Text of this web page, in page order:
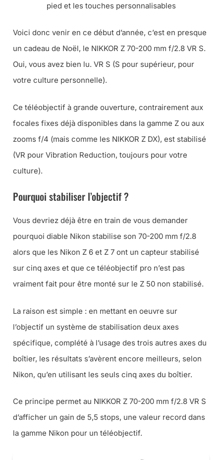
pied et les touches personnalisables
Voici donc venir en ce début d’année, c’est en presque
un cadeau de Noël, le NIKKOR Z 70-200 mm f/2.8 VR S.
Oui, vous avez bien lu. VR S (S pour supérieur, pour
votre culture personnelle).
Ce téléobjectif à grande ouverture, contrairement aux
focales fixes déjà disponibles dans la gamme Z ou aux
zooms f/4 (mais comme les NIKKOR Z DX), est stabilisé
(VR pour Vibration Reduction, toujours pour votre
culture).
Pourquoi stabiliser l’objectif ?
Vous devriez déjà être en train de vous demander
pourquoi diable Nikon stabilise son 70-200 mm f/2.8
alors que les Nikon Z 6 et Z 7 ont un capteur stabilisé
sur cinq axes et que ce téléobjectif pro n’est pas
vraiment fait pour être monté sur le Z 50 non stabilisé.
La raison est simple : en mettant en oeuvre sur
l’objectif un système de stabilisation deux axes
spécifique, complété à l’usage des trois autres axes du
boîtier, les résultats s’avèrent encore meilleurs, selon
Nikon, qu’en utilisant les seuls cinq axes du boîtier.
Ce principe permet au NIKKOR Z 70-200 mm f/2.8 VR S
d’afficher un gain de 5,5 stops, une valeur record dans
la gamme Nikon pour un téléobjectif.